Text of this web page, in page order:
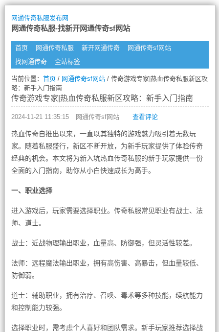
网通传奇私服发布网
网通传奇私服-找新开网通传奇sf网站
首页 网通传奇私服 新开网通传奇
网通传奇sf网站
找网通传奇
全站标签
当前位置： 首页/ 网通传奇sf网站/ 传奇游戏专家|热血传奇私服新区攻
略：新手入门指南
传奇游戏专家|热血传奇私服新区攻略：新手入门指南
2024-11-21 11:35:15 网通传奇sf网站 查看评论
热血传奇自推出以来，一直以其独特的游戏魅力吸引着无数玩
家。随着私服盛行，新区不断开放，为新手玩家提供了体验传奇
经典的机会。本文将为新入坑热血传奇私服的新手玩家提供一份
全面的入门指南，助你从小白快速成长为高手。
一、职业选择
进入游戏后，玩家需要选择职业。传奇私服常见职业有战士、法
师、道士。
战士：近战物理输出职业，血量高、防御强，但灵活性较差。
法师：远程魔法输出职业，拥有高伤害、高暴击，但血量较低、
防御弱。
道士：辅助职业，拥有治疗、召唤、毒术等多种技能，续航能力
和控制能力较强。
选择职业时，需考虑个人喜好和团队需求。新手玩家推荐选择战